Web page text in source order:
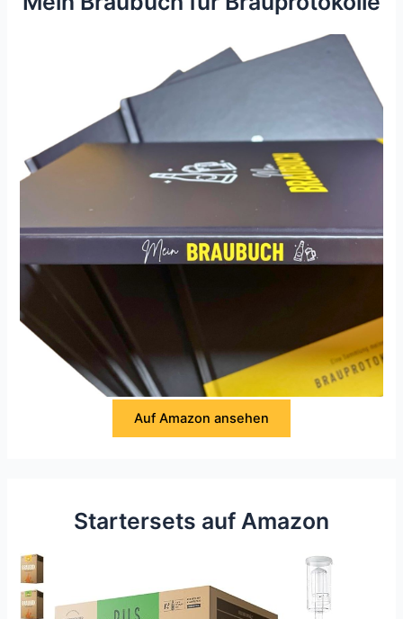
Auf Amazon ansehen
Startersets auf Amazon